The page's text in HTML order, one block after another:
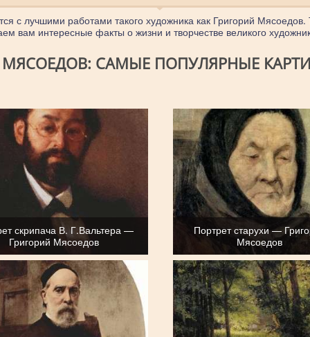
с лучшими работами такого художника как Григорий
вам интересные факты о жизни и творчестве великого
САМЫЕ ПОПУЛЯРНЫЕ
скрипача В. Г.Вальтера —
Григорий Мясоедов
Портрет старухи —
Мясоедов